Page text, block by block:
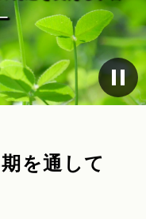
ス
ラ
期を通して